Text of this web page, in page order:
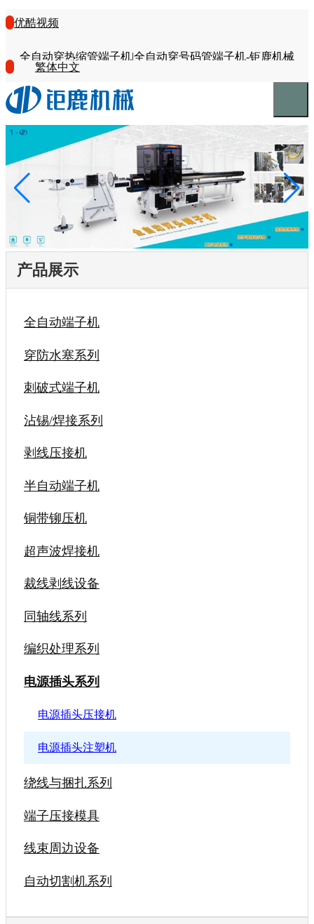
优酷视频
全自动穿热缩管端子机|全自动穿号码管端子机-钜鹿机械
繁体中文
产品展示
全自动端子机
穿防水塞系列
刺破式端子机
沾锡/焊接系列
剥线压接机
半自动端子机
铜带铆压机
超声波焊接机
裁线剥线设备
同轴线系列
编织处理系列
电源插头系列
电源插头压接机
电源插头注塑机
绕线与捆扎系列
端子压接模具
线束周边设备
自动切割机系列